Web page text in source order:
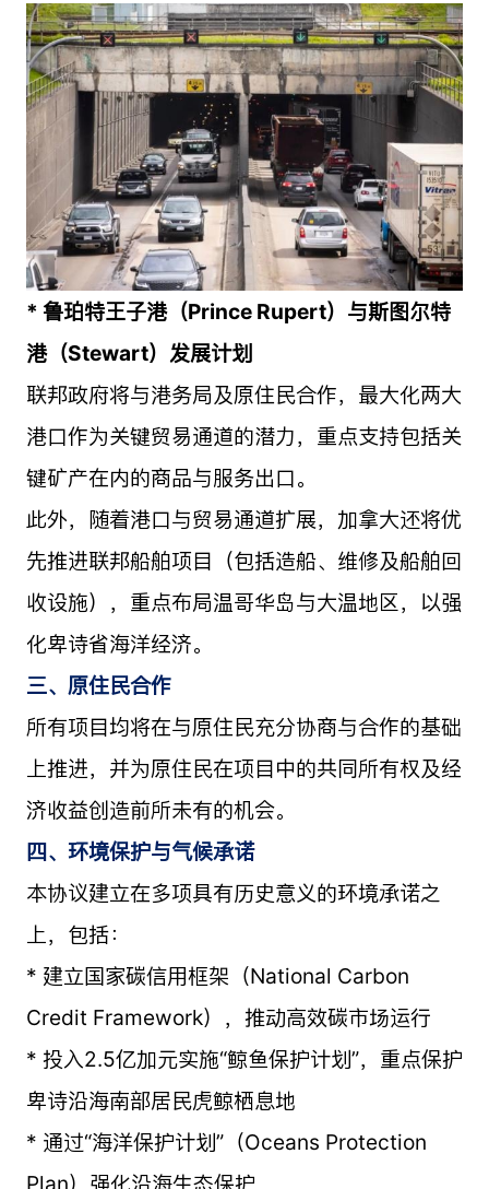
* 鲁珀特王子港（Prince Rupert）与斯图尔特
港（Stewart）发展计划
联邦政府将与港务局及原住民合作，最大化两大
港口作为关键贸易通道的潜力，重点支持包括关
键矿产在内的商品与服务出口。
此外，随着港口与贸易通道扩展，加拿大还将优
先推进联邦船舶项目（包括造船、维修及船舶回
收设施），重点布局温哥华岛与大温地区，以强
化卑诗省海洋经济。
三、原住民合作
所有项目均将在与原住民充分协商与合作的基础
上推进，并为原住民在项目中的共同所有权及经
济收益创造前所未有的机会。
四、环境保护与气候承诺
本协议建立在多项具有历史意义的环境承诺之
上，包括：
* 建立国家碳信用框架（National Carbon
Credit Framework），推动高效碳市场运行
* 投入2.5亿加元实施“鲸鱼保护计划”，重点保护
卑诗沿海南部居民虎鲸栖息地
* 通过“海洋保护计划”（Oceans Protection